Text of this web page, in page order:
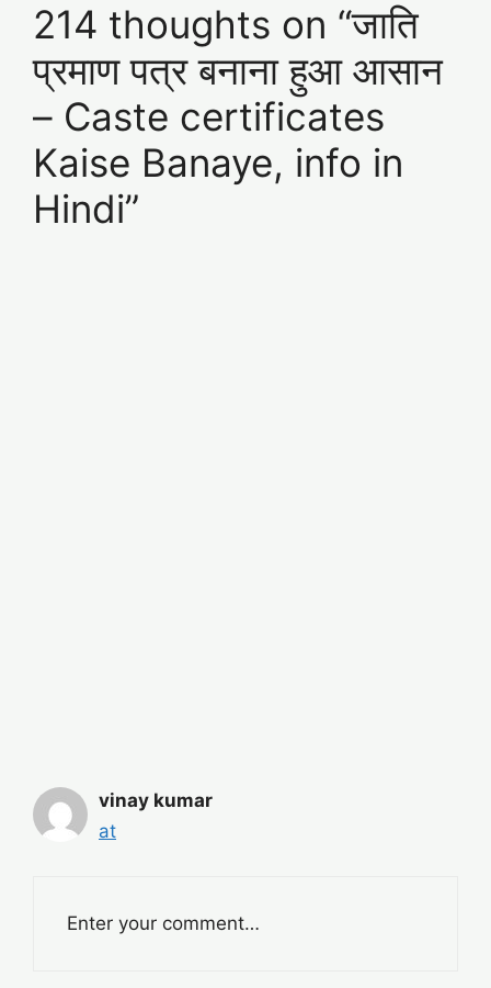
214 thoughts on “जाति
प्रमाण पत्र बनाना हुआ आसान
– Caste certificates
Kaise Banaye, info in
Hindi”
vinay kumar
at
Enter your comment…